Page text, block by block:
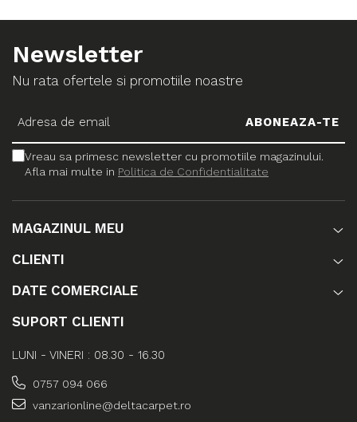
Newsletter
Nu rata ofertele si promotiile noastre
Vreau sa primesc newsletter cu promotiile magazinului.
Afla mai multe in Politica de Confidentialitate
MAGAZINUL MEU
CLIENTI
DATE COMERCIALE
SUPORT CLIENTI
LUNI - VINERI : 08.30 - 16.30
0757 094 066
vanzarionline@deltacarpet.ro